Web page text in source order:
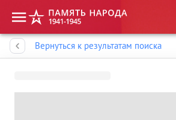
Вернуться к результатам поиска
Память народа